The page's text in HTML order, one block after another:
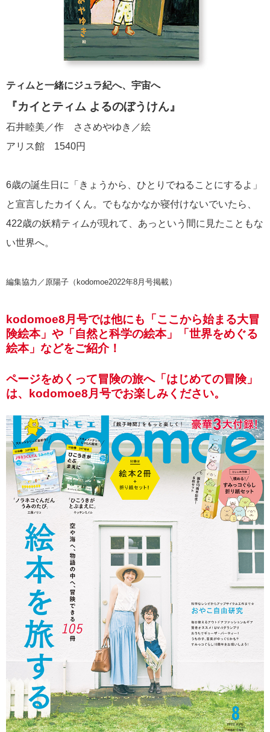
ティムと一緒にジュラ紀へ、宇宙へ
『カイとティム よるのぼうけん』
石井睦美／作 ささめやゆき／絵
アリス館 1540円
6歳の誕生日に「きょうから、ひとりでねることにするよ」
と宣言したカイくん。でもなかなか寝付けないでいたら、
422歳の妖精ティムが現れて、あっという間に見たこともな
い世界へ。
編集協力／原陽子（kodomoe2022年8月号掲載）
kodomoe8月号では他にも「ここから始まる大冒
険絵本」や「自然と科学の絵本」「世界をめぐる
絵本」などをご紹介！
ページをめくって冒険の旅へ「はじめての冒険」
は、kodomoe8月号でお楽しみください。